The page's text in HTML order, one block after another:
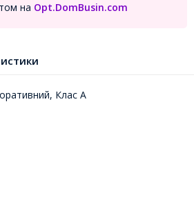
на Opt.DomBusin.com
Клас А